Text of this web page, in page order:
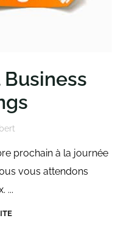
prochain à la journée
vous attendons
...